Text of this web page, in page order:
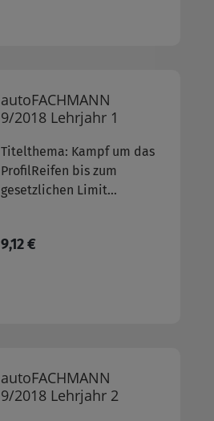
autoFACHMANN
9/2018 Lehrjahr 1
Titelthema: Kampf um das
ProfilReifen bis zum
gesetzlichen Limit
Direktannahme:
Regulärer Preis:
9,12 €
autoFACHMANN
9/2018 Lehrjahr 2